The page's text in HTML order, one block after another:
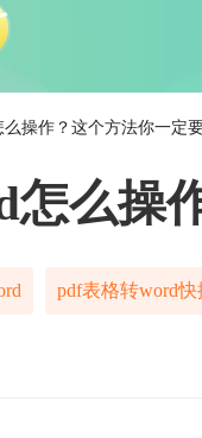
么操作？这个方法你一定
么操
pdf表格转word